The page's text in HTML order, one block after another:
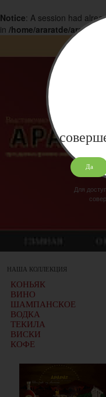
Notice: A session had
in /home/araratde/
НАША КОЛЛЕКЦИЯ
КОНЬЯК
ВИНО
ШАМПАНСКОЕ
ВОДКА
ТЕКИЛА
ВИСКИ
КОФЕ
Да
Для